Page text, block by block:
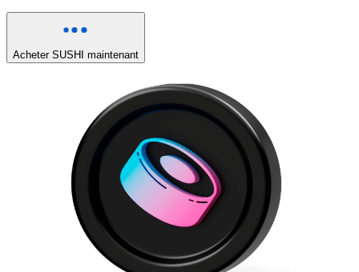
Acheter SUSHI maintenant